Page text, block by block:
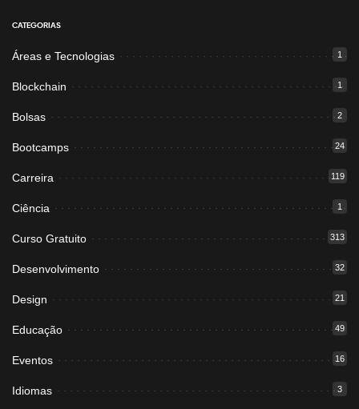
CATEGORIAS
Áreas e Tecnologias 1
Blockchain 1
Bolsas 2
Bootcamps 24
Carreira 119
Ciência 1
Curso Gratuito 313
Desenvolvimento 32
Design 21
Educação 49
Eventos 16
Idiomas 3